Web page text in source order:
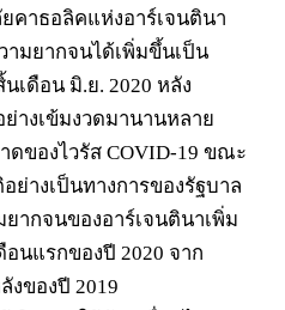
คาธอลิคแห่งอาร์เจนตินา
ามยากจนได้เพิ่มขึ้นเป็น
เดือน มิ.ย. 2020 หลัง
างเข้มงวดมานานหลาย
ดของไวรัส COVID-19 ขณะ
างเป็นทางการของรัฐบาล
ากจนของอาร์เจนตินาเพิ่ม
อนแรกของปี 2020 จาก
งของปี 2019